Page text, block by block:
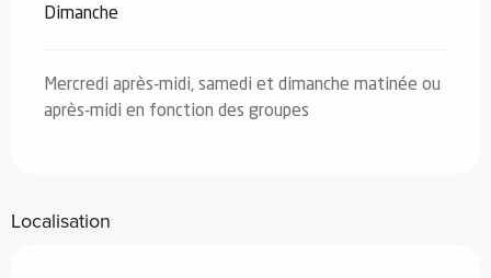
Dimanche
Mercredi après-midi, samedi et dimanche matinée ou
après-midi en fonction des groupes
Localisation